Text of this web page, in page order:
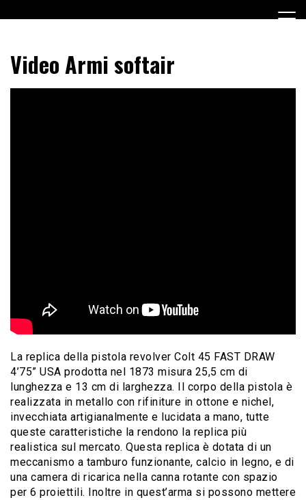
al
Video Armi softair
La replica della pistola revolver Colt 45 FAST DRAW
4’75” USA prodotta nel 1873 misura 25,5 cm di
lunghezza e 13 cm di larghezza. Il corpo della pistola è
realizzata in metallo con rifiniture in ottone e nichel,
invecchiata artigianalmente e lucidata a mano, tutte
queste caratteristiche la rendono la replica più
realistica sul mercato. Questa replica è dotata di un
meccanismo a tamburo funzionante, calcio in legno, e di
una camera di ricarica nella canna rotante con spazio
per 6 proiettili. Inoltre in quest’arma si possono mettere